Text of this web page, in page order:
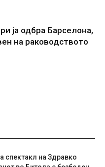
ја одбра Барселона,
на раководството
спектакл на Здравко